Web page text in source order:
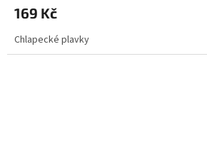
169 Kč
Chlapecké plavky